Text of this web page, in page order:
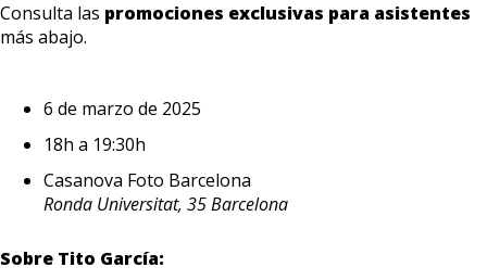
Consulta las promociones exclusivas para asistentes
más abajo.
6 de marzo de 2025
18h a 19:30h
Casanova Foto Barcelona
Ronda Universitat, 35 Barcelona
Sobre Tito García: